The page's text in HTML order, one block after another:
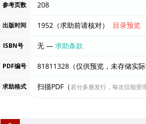
参考页数 208
出版时间 1952（求助前请核对） 目录预览
ISBN号 无 —求助条款
PDF编号 81811328（仅供预览，未存储实
求助格式 扫描PDF（若分多册发行，每次仅能受